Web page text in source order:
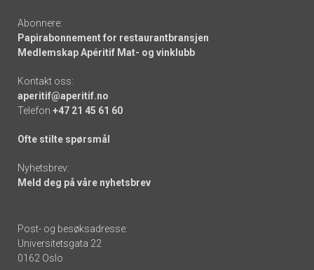
Abonnere:
Papirabonnement for restaurantbransjen
Medlemskap Apéritif Mat- og vinklubb
Kontakt oss:
aperitif@aperitif.no
Telefon +47 21 45 61 60
Ofte stilte spørsmål
Nyhetsbrev:
Meld deg på våre nyhetsbrev
Post- og besøksadresse:
Universitetsgata 22
0162 Oslo